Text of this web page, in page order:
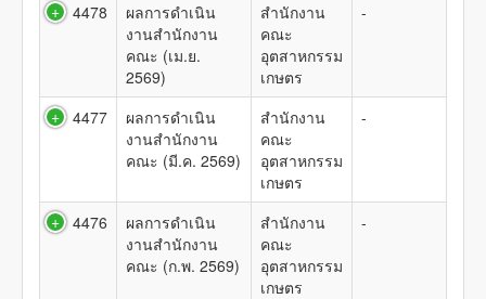
4478
ผลการดำเนิน
งานสำนักงาน
คณะ (เม.ย.
2569)
สำนักงาน
คณะ
อุตสาหกรรม
เกษตร
-
4477
ผลการดำเนิน
งานสำนักงาน
คณะ (มี.ค. 2569)
สำนักงาน
คณะ
อุตสาหกรรม
เกษตร
-
4476
ผลการดำเนิน
งานสำนักงาน
คณะ (ก.พ. 2569)
สำนักงาน
คณะ
อุตสาหกรรม
เกษตร
-